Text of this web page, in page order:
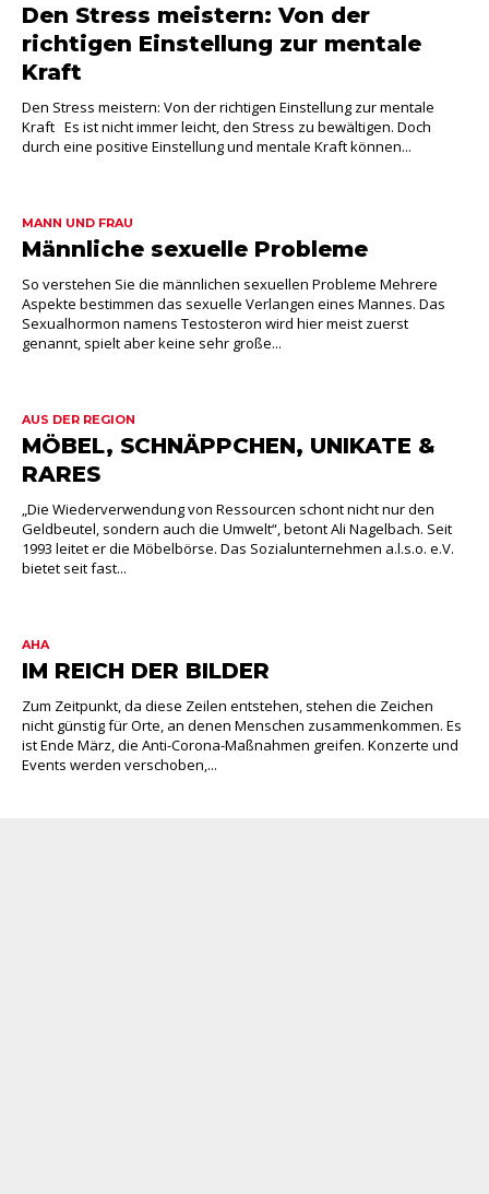
Den Stress meistern: Von der
richtigen Einstellung zur mentale
Kraft
Den Stress meistern: Von der richtigen Einstellung zur mentale
Kraft Es ist nicht immer leicht, den Stress zu bewältigen. Doch
durch eine positive Einstellung und mentale Kraft können...
MANN UND FRAU
Männliche sexuelle Probleme
So verstehen Sie die männlichen sexuellen Probleme Mehrere
Aspekte bestimmen das sexuelle Verlangen eines Mannes. Das
Sexualhormon namens Testosteron wird hier meist zuerst
genannt, spielt aber keine sehr große...
AUS DER REGION
MÖBEL, SCHNÄPPCHEN, UNIKATE &
RARES
„Die Wiederverwendung von Ressourcen schont nicht nur den
Geldbeutel, sondern auch die Umwelt“, betont Ali Nagelbach. Seit
1993 leitet er die Möbelbörse. Das Sozialunternehmen a.l.s.o. e.V.
bietet seit fast...
AHA
IM REICH DER BILDER
Zum Zeitpunkt, da diese Zeilen entstehen, stehen die Zeichen
nicht günstig für Orte, an denen Menschen zusammenkommen. Es
ist Ende März, die Anti-Corona-Maßnahmen greifen. Konzerte und
Events werden verschoben,...